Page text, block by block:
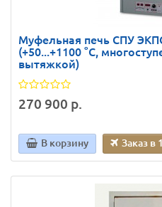
Муфельная печь СПУ
(+50...+1100 °С,
вытяжкой)
270 900 р.
В корзину Заказ в